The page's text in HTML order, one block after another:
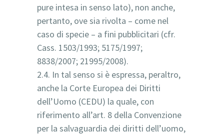
pure intesa in senso lato), non anche,
pertanto, ove sia rivolta – come nel
caso di specie – a fini pubblicitari (cfr.
Cass. 1503/1993; 5175/1997;
8838/2007; 21995/2008).
2.4. In tal senso si è espressa, peraltro,
anche la Corte Europea dei Diritti
dell’Uomo (CEDU) la quale, con
riferimento all’art. 8 della Convenzione
per la salvaguardia dei diritti dell’uomo,